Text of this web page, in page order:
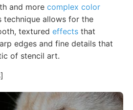
and more complex color
technique allows for the
textured effects that
edges and fine details that
of stencil art.